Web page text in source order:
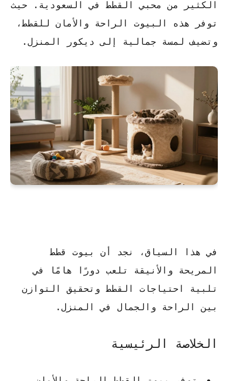
الكثير من محبي القطط في السعودية. حيث
توفر هذه البيوت الراحة والأمان للقطط،
وتضيف لمسة جمالية إلى ديكور المنزل.
في هذا السياق، نجد أن
بيوت قطط
المريحة والأنيقة تلعب دورًا هامًا في
تلبية احتياجات القطط وتحقيق التوازن
بين الراحة والجمال في المنزل.
الخلاصة الرئيسية